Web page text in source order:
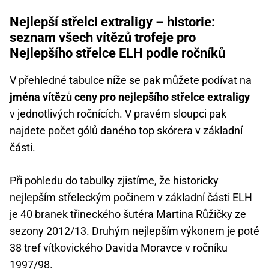
Nejlepší střelci extraligy – historie:
seznam všech vítězů trofeje pro
Nejlepšího střelce ELH podle ročníků
V přehledné tabulce níže se pak můžete podívat na
jména vítězů ceny pro nejlepšího střelce extraligy
v jednotlivých ročnících. V pravém sloupci pak
najdete počet gólů daného top skórera v základní
části.
Při pohledu do tabulky zjistíme, že historicky
nejlepším střeleckým počinem v základní části ELH
je 40 branektřineckého šutéra Martina Růžičky ze
sezony 2012/13. Druhým nejlepším výkonem je poté
38 tref vítkovického Davida Moravce v ročníku
1997/98.